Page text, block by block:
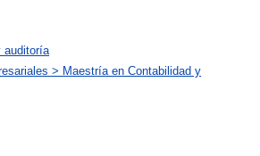
auditoría
> Maestría en Contabilidad y